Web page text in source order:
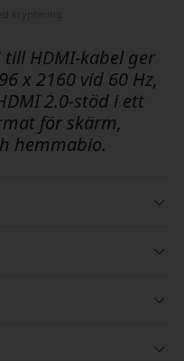
till HDMI-kabel ger
x 2160 vid 60 Hz,
2.0-stöd i ett
för skärm,
hemmabio.